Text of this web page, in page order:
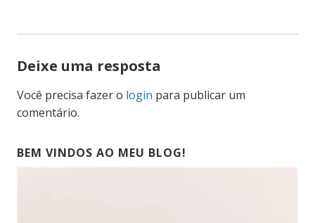
Deixe uma resposta
Você precisa fazer o login para publicar um
comentário.
BEM VINDOS AO MEU BLOG!